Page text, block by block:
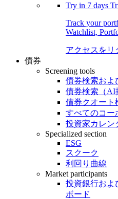
Try in 7 days
Track your
Watchlist,
アクセスをリ
債券
Screening tools
債券検索およ
債券検索（AI
債券クオート
すべてのコー
投資家カレン
Specialized section
ESG
スクーク
利回り曲線
Market participants
投資銀行およ
ボード